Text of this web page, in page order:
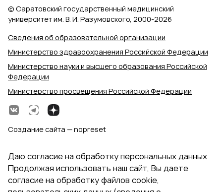
Сведения об образовательной организации
Министерство здравоохранения Российской Федерации
Министерство науки и высшего образования Российской
Федерации
Министерство просвещения Российской Федерации
© Саратовский государственный медицинский
университет им. В. И. Разумовского, 2000‑2026
Создание сайта — nopreset
Даю согласие на обработку персональных данных
Продолжая использовать наш сайт, Вы даете
согласие на обработку файлов cookie,